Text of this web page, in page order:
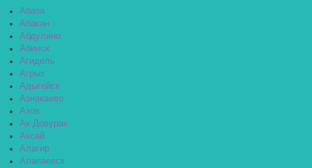
Абаза
Абакан
Абдулино
Абинск
Агидель
Агрыз
Адыгейск
Азнакаево
Азов
Ак-Довурак
Аксай
Алагир
Алапаевск